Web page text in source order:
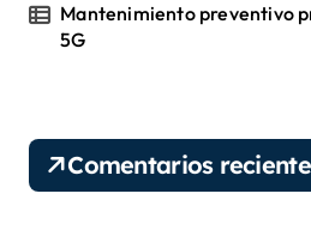
Mantenimiento preventivo
5G
Comentarios